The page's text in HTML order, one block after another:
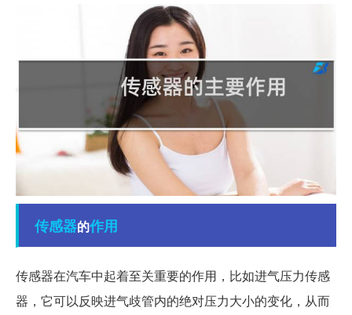
传感器的作用
传感器在汽车中起着至关重要的作用，比如进气压力传感
器，它可以反映进气歧管内的绝对压力大小的变化，从而